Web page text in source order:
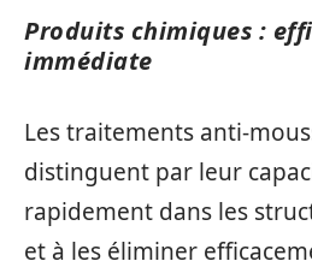
Produits chimiques :
immédiate
Les traitements anti-
distinguent par leur
rapidement dans les
et à les éliminer